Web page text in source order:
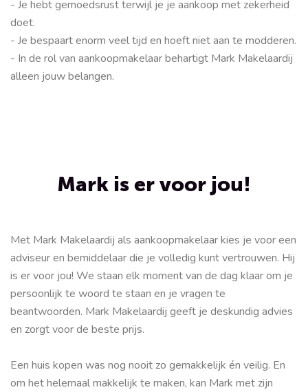
- Je hebt gemoedsrust terwijl je je aankoop met zekerheid
doet.
- Je bespaart enorm veel tijd en hoeft niet aan te modderen.
- In de rol van aankoopmakelaar behartigt Mark Makelaardij
alleen jouw belangen.
Mark is er voor jou!
Met Mark Makelaardij als aankoopmakelaar kies je voor een
adviseur en bemiddelaar die je volledig kunt vertrouwen. Hij
is er voor jou! We staan elk moment van de dag klaar om je
persoonlijk te woord te staan en je vragen te
beantwoorden. Mark Makelaardij geeft je deskundig advies
en zorgt voor de beste prijs.
Een huis kopen was nog nooit zo gemakkelijk én veilig. En
om het helemaal makkelijk te maken, kan Mark met zijn